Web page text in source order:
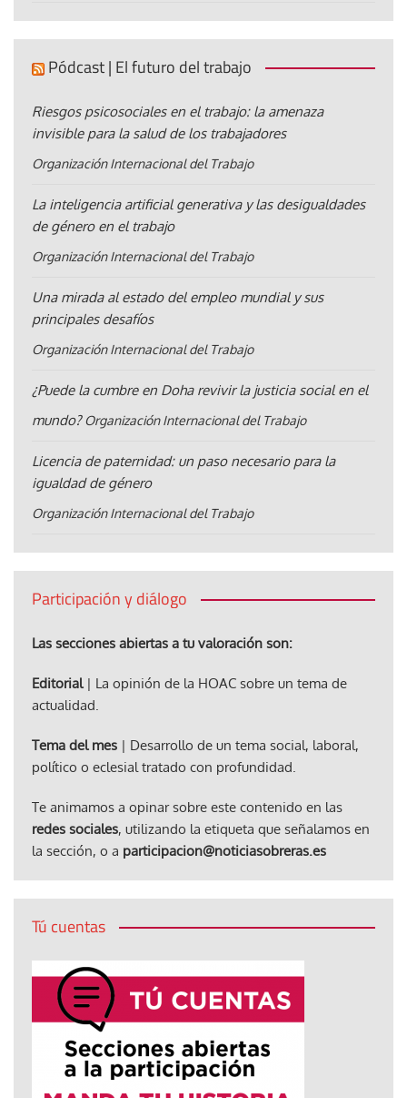
Pódcast | El futuro del trabajo
Riesgos psicosociales en el trabajo: la amenaza
invisible para la salud de los trabajadores
Organización Internacional del Trabajo
La inteligencia artificial generativa y las desigualdades
de género en el trabajo
Organización Internacional del Trabajo
Una mirada al estado del empleo mundial y sus
principales desafíos
Organización Internacional del Trabajo
¿Puede la cumbre en Doha revivir la justicia social en el
mundo? Organización Internacional del Trabajo
Licencia de paternidad: un paso necesario para la
igualdad de género
Organización Internacional del Trabajo
Participación y diálogo
Las secciones abiertas a tu valoración son:
Editorial| La opinión de la HOAC sobre un tema de
actualidad.
Tema del mes | Desarrollo de un tema social, laboral,
político o eclesial tratado con profundidad.
Te animamos a opinar sobre este contenido en las
redes sociales, utilizando la etiqueta que señalamos en
la sección, o a participacion@noticiasobreras.es
Tú cuentas